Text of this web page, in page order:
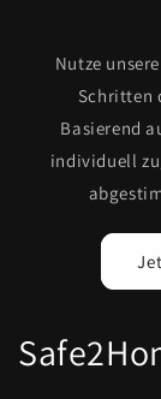
Nutze
Schritten
Basierend
individuell